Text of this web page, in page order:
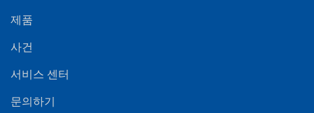
제품
사건
서비스 센터
문의하기